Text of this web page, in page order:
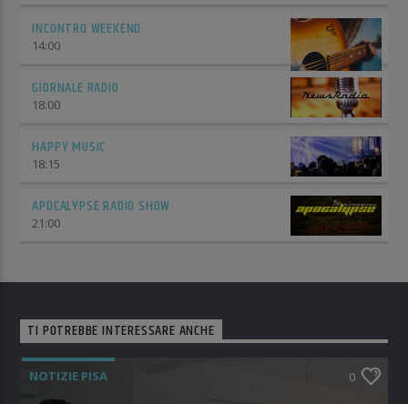
INCONTRO WEEKEND
14:00
GIORNALE RADIO
18:00
HAPPY MUSIC
18:15
APOCALYPSE RADIO SHOW
21:00
TI POTREBBE INTERESSARE ANCHE
NOTIZIE PISA 0